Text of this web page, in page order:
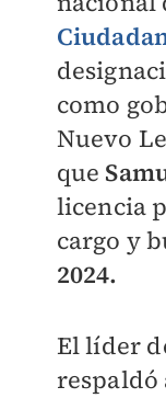
como
Nuevo
que
licencia
cargo y
2024.
El líder
respaldó